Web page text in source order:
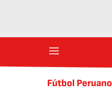
Fútbol Peruano